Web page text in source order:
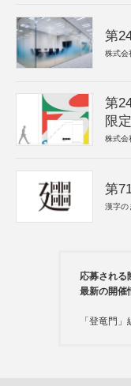
第
株式会
第
限定
株式会
第
漢字の
応募される
最新の開催
「登竜門」